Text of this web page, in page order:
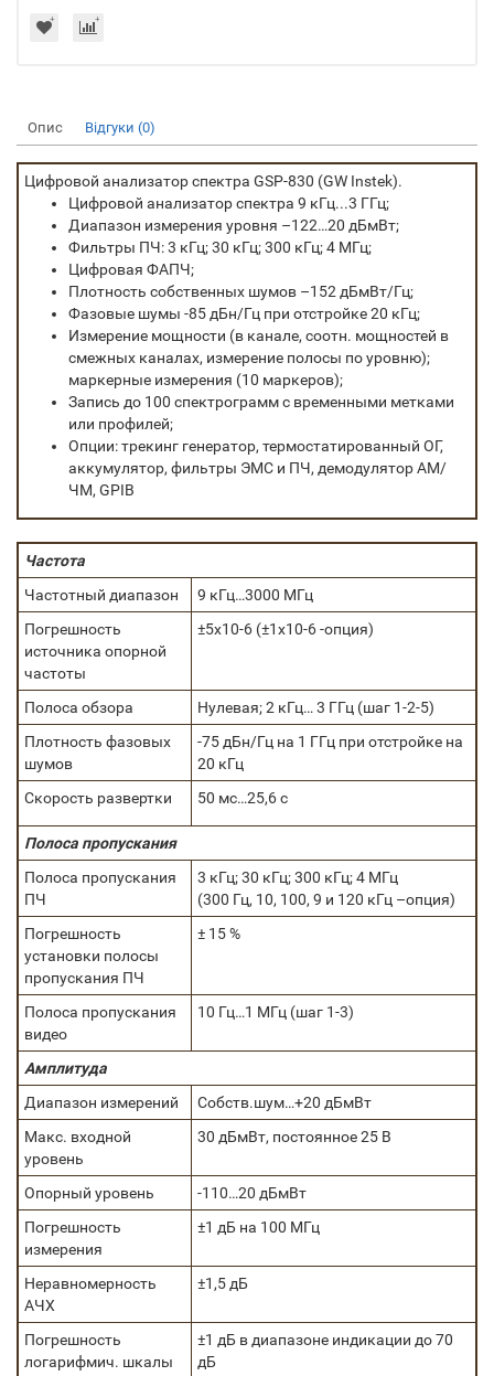
Опис Відгуки (0)
Цифровой анализатор спектра GSP-830 (GW Instek).
Цифровой анализатор спектра 9 кГц...3 ГГц;
Диапазон измерения уровня –122…20 дБмВт;
Фильтры ПЧ: 3 кГц; 30 кГц; 300 кГц; 4 МГц;
Цифровая ФАПЧ;
Плотность собственных шумов –152 дБмВт/Гц;
Фазовые шумы -85 дБн/Гц при отстройке 20 кГц;
Измерение мощности (в канале, соотн. мощностей в
смежных каналах, измерение полосы по уровню);
маркерные измерения (10 маркеров);
Запись до 100 спектрограмм с временными метками
или профилей;
Опции: трекинг генератор, термостатированный ОГ,
аккумулятор, фильтры ЭМС и ПЧ, демодулятор АМ/
ЧМ, GPIB
Частота
Частотный диапазон
9 кГц…3000 МГц
Погрешность
источника опорной
частоты
±5х10-6 (±1х10-6 -опция)
Полоса обзора
Нулевая; 2 кГц… 3 ГГц (шаг 1-2-5)
Плотность фазовых
шумов
-75 дБн/Гц на 1 ГГц при отстройке на
20 кГц
Скорость развертки
50 мс…25,6 с
Полоса пропускания
Полоса пропускания
ПЧ
3 кГц; 30 кГц; 300 кГц; 4 МГц
(300 Гц, 10, 100, 9 и 120 кГц –опция)
Погрешность
установки полосы
пропускания ПЧ
± 15 %
Полоса пропускания
видео
10 Гц…1 МГц (шаг 1-3)
Амплитуда
Диапазон измерений
Собств.шум…+20 дБмВт
Макс. входной
уровень
30 дБмВт, постоянное 25 В
Опорный уровень
-110…20 дБмВт
Погрешность
измерения
±1 дБ на 100 МГц
Неравномерность
АЧХ
±1,5 дБ
Погрешность
логарифмич. шкалы
±1 дБ в диапазоне индикации до 70
дБ